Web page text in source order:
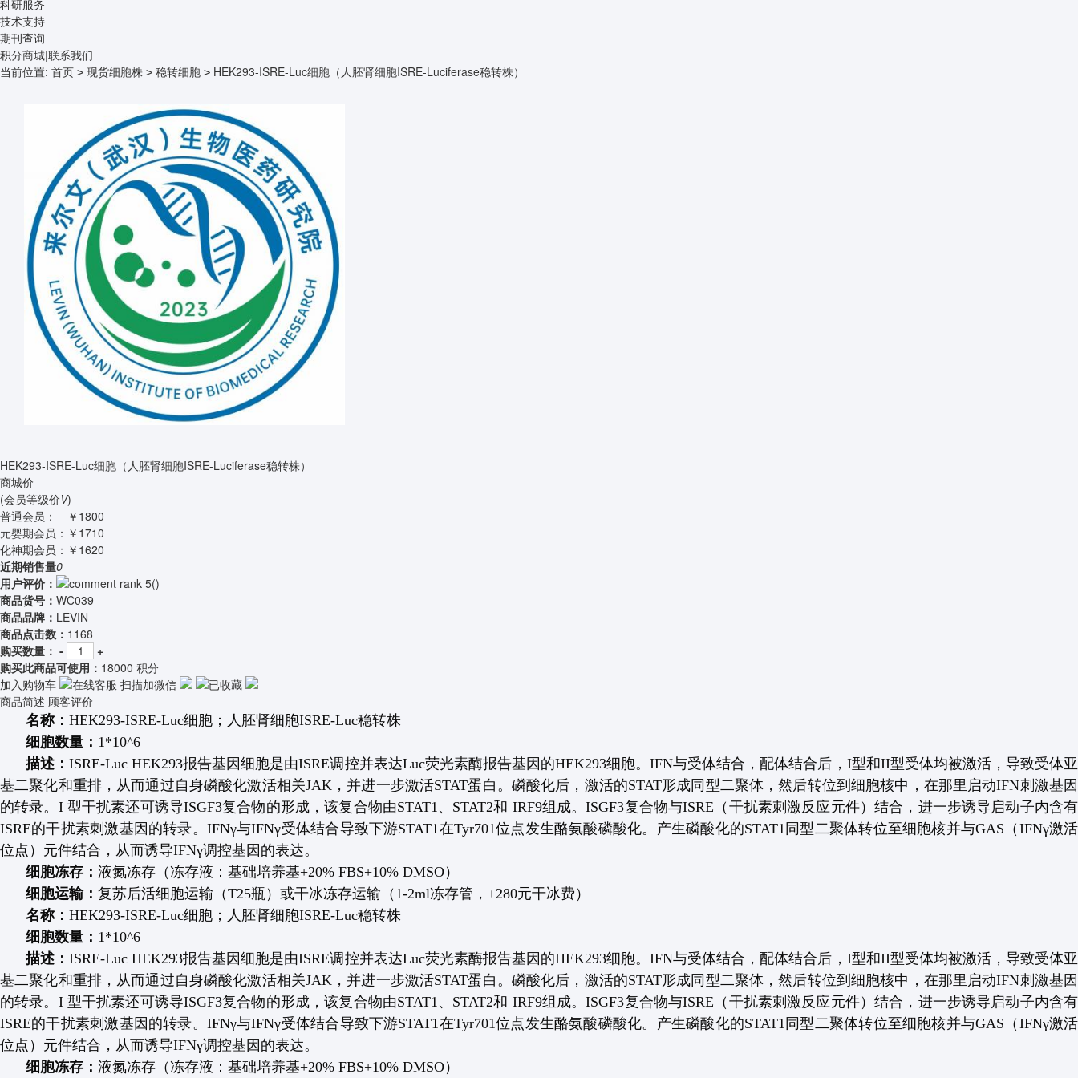
科研服务
技术支持
期刊查询
积分商城|联系我们
当前位置: 首页 > 现货细胞株 > 稳转细胞 > HEK293-ISRE-Luc细胞（人胚肾细胞ISRE-Luciferase稳转株）
HEK293-ISRE-Luc细胞（人胚肾细胞ISRE-Luciferase稳转株）
商城价
(会员等级价V)
普通会员：
￥1800
元婴期会员： ￥1710
化神期会员： ￥1620
近期销售量0
用户评价：
()
商品货号： WC039
商品品牌： LEVIN
商品点击数： 1168
购买数量： -
+
购买此商品可使用： 18000 积分
加入购物车
在线客服 扫描加微信
已收藏
商品简述 顾客评价
名称： HEK293-ISRE-Luc细胞；人胚肾细胞ISRE-Luc稳转株
细胞数量： 1*10^6
描述：ISRE-Luc HEK293报告基因细胞是由ISRE调控并表达Luc荧光素酶报告基因的HEK293细胞。IFN与受体结合，配体结合后， I型和II型受体均被激活，导致受体亚
基二聚化和重排，从而通过自身磷酸化激活相关JAK ，并进一步激活STAT蛋白。磷酸化后，激活的STAT形成同型二聚体，然后转位到细胞核中，在那里启动IFN刺激基因
的转录。 I 型干扰素还可诱导ISGF3复合物的形成，该复合物由STAT1、 STAT2和 IRF9组成。ISGF3复合物与ISRE （干扰素刺激反应元件）结合，进一步诱导启动子内含有
ISRE的干扰素刺激基因的转录。 IFNγ与IFNγ受体结合导致下游STAT1在Tyr701位点发生酪氨酸磷酸化。产生磷酸化的STAT1 同型二聚体转位至细胞核并与GAS （ IFNγ激活
位点）元件结合，从而诱导IFNγ调控基因的表达。
细胞冻存： 液氮冻存（冻存液：基础培养基+20% FBS+10% DMSO）
细胞运输： 复苏后活细胞运输（T25瓶）或干冰冻存运输（ 1-2ml冻存管， +280元干冰费）
名称： HEK293-ISRE-Luc细胞；人胚肾细胞ISRE-Luc稳转株
细胞数量： 1*10^6
描述：ISRE-Luc HEK293报告基因细胞是由ISRE调控并表达Luc荧光素酶报告基因的HEK293细胞。IFN与受体结合，配体结合后， I型和II型受体均被激活，导致受体亚
基二聚化和重排，从而通过自身磷酸化激活相关JAK ，并进一步激活STAT蛋白。磷酸化后，激活的STAT形成同型二聚体，然后转位到细胞核中，在那里启动IFN刺激基因
的转录。 I 型干扰素还可诱导ISGF3复合物的形成，该复合物由STAT1、 STAT2和 IRF9组成。ISGF3复合物与ISRE （干扰素刺激反应元件）结合，进一步诱导启动子内含有
ISRE的干扰素刺激基因的转录。 IFNγ与IFNγ受体结合导致下游STAT1在Tyr701位点发生酪氨酸磷酸化。产生磷酸化的STAT1 同型二聚体转位至细胞核并与GAS （ IFNγ激活
位点）元件结合，从而诱导IFNγ调控基因的表达。
细胞冻存： 液氮冻存（冻存液：基础培养基+20% FBS+10% DMSO）